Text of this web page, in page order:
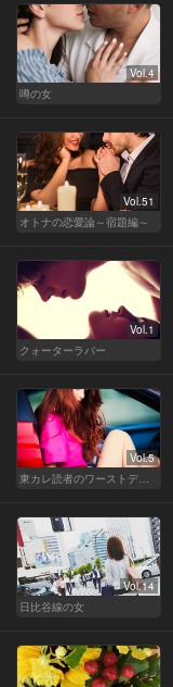
Vol.4
噂の女
Vol.51
オトナの恋愛論～宿題編～
Vol.1
クォーターラバー
Vol.5
Vol.14
日比谷線の女